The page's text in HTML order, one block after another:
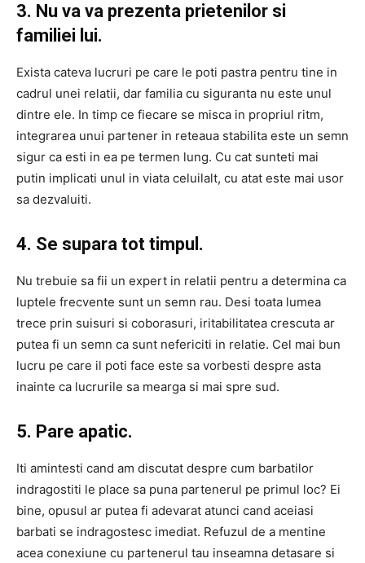
3. Nu va va prezenta prietenilor si
familiei lui.
Exista cateva lucruri pe care le poti pastra pentru tine in
cadrul unei relatii, dar familia cu siguranta nu este unul
dintre ele. In timp ce fiecare se misca in propriul ritm,
integrarea unui partener in reteaua stabilita este un semn
sigur ca esti in ea pe termen lung. Cu cat sunteti mai
putin implicati unul in viata celuilalt, cu atat este mai usor
sa dezvaluiti.
4. Se supara tot timpul.
Nu trebuie sa fii un expert in relatii pentru a determina ca
luptele frecvente sunt un semn rau. Desi toata lumea
trece prin suisuri si coborasuri, iritabilitatea crescuta ar
putea fi un semn ca sunt nefericiti in relatie. Cel mai bun
lucru pe care il poti face este sa vorbesti despre asta
inainte ca lucrurile sa mearga si mai spre sud.
5. Pare apatic.
Iti amintesti cand am discutat despre cum barbatilor
indragostiti le place sa puna partenerul pe primul loc? Ei
bine, opusul ar putea fi adevarat atunci cand aceiasi
barbati se indragostesc imediat. Refuzul de a mentine
acea conexiune cu partenerul tau inseamna detasare si